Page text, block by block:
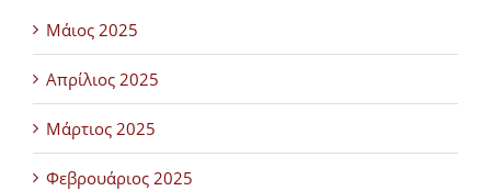
Μάιος 2025
Απρίλιος 2025
Μάρτιος 2025
Φεβρουάριος 2025